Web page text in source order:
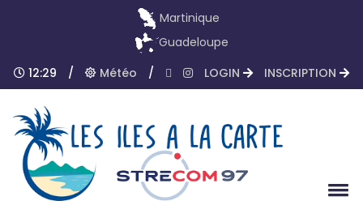
Martinique
Guadeloupe
12:29
/ Météo / LOGIN INSCRIPTION